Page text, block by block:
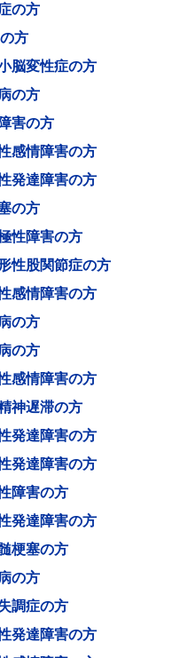
の方
方
脳変性症の方
の方
害の方
感情障害の方
発達障害の方
の方
性障害の方
性股関節症の方
感情障害の方
の方
の方
感情障害の方
神遅滞の方
発達障害の方
発達障害の方
障害の方
発達障害の方
梗塞の方
の方
調症の方
発達障害の方